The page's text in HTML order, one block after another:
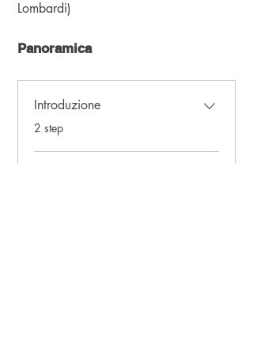
Panoramica
Introduzione
.2 step